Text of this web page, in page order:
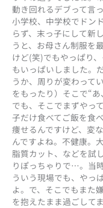
動き回れるデブって言っ
小学校、中学校でドン
らず、末っ子にして新
うと、お母さん制服を
けど(笑)でもやっぱり
もいっぱいしました。
うか、周りが変わって
をもったり）そこで“あ
でも、そこでまずやっ
子だけ食べてご飯を食
痩せるんですけど、変
んですよね。不健康。
脂質カット、などを試
りぽっちゃりで…。当
ういう現場でも、やっ
よ。で、そこでもまた
を抱えたまま過ごして